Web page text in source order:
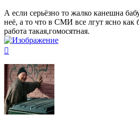
А если серьёзно то жалко канешна
неё, а то что в СМИ все лгут ясно как
работа такая,гомосятная.
началу